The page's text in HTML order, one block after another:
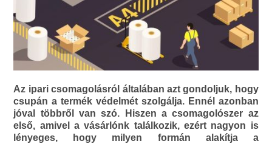
Az ipari csomagolásról általában azt gondoljuk, hogy
csupán a termék védelmét szolgálja. Ennél azonban
jóval többről van szó. Hiszen a csomagolószer az
első, amivel a vásárlónk találkozik, ezért nagyon is
lényeges, hogy milyen formán alakítja a